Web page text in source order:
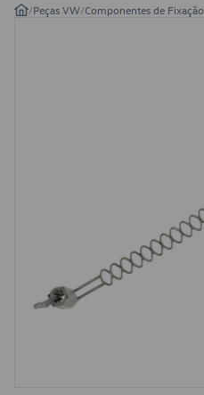
/Peças VW/Componentes de Fixação